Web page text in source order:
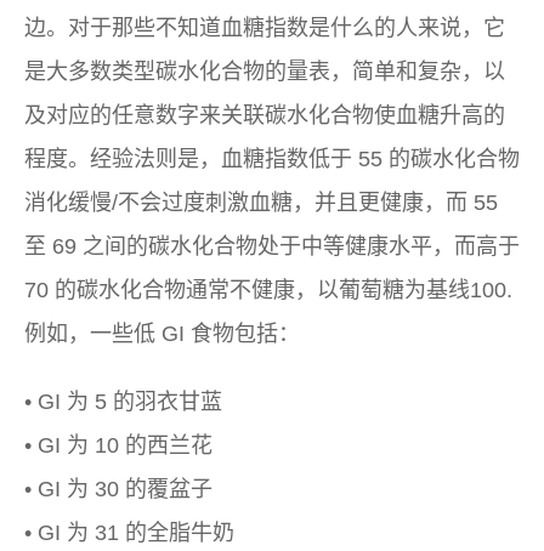
边。对于那些不知道血糖指数是什么的人来说，它
是大多数类型碳水化合物的量表，简单和复杂，以
及对应的任意数字来关联碳水化合物使血糖升高的
程度。经验法则是，血糖指数低于 55 的碳水化合物
消化缓慢/不会过度刺激血糖，并且更健康，而 55
至 69 之间的碳水化合物处于中等健康水平，而高于
70 的碳水化合物通常不健康，以葡萄糖为基线100.
例如，一些低 GI 食物包括：
• GI 为 5 的羽衣甘蓝
• GI 为 10 的西兰花
• GI 为 30 的覆盆子
• GI 为 31 的全脂牛奶